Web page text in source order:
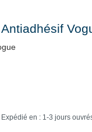
Expédié en : 1-3 jours